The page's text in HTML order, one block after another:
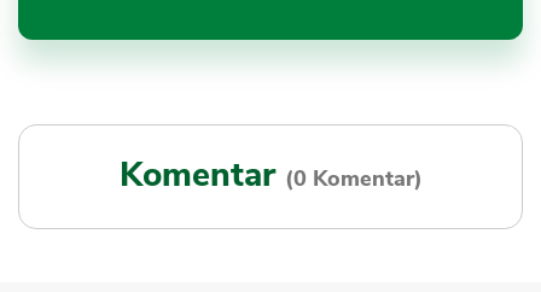
Komentar (0 Komentar)